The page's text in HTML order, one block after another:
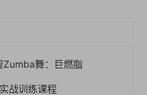
Zumba舞：巨燃脂
战训练课程